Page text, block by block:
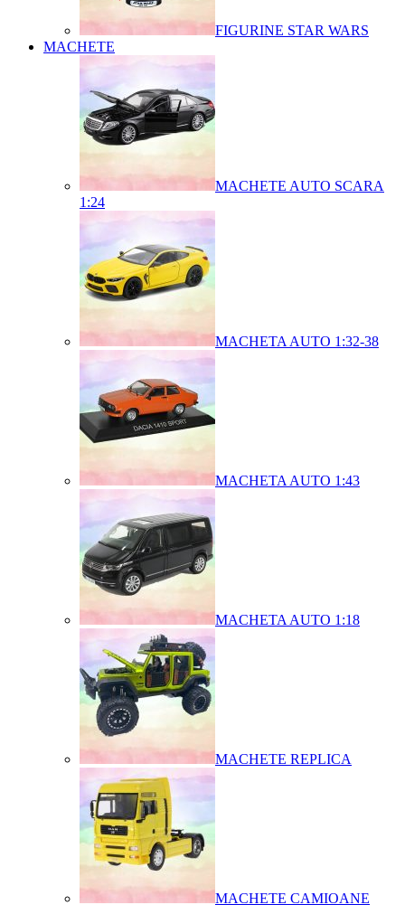
FIGURINE STAR WARS
MACHETE
MACHETE AUTO SCARA
1:24
MACHETA AUTO 1:32-38
MACHETA AUTO 1:43
MACHETA AUTO 1:18
MACHETE REPLICA
MACHETE CAMIOANE